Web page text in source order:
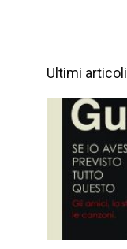
Ultimi articoli